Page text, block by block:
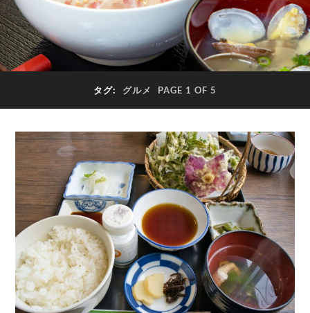
タグ: グルメ PAGE 1 OF 5